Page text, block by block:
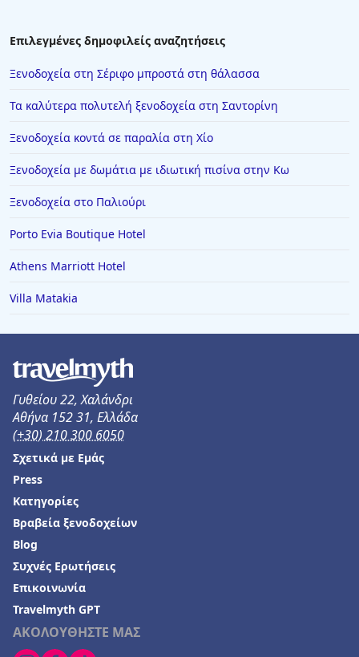
Επιλεγμένες δημοφιλείς αναζητήσεις
Ξενοδοχεία στη Σέριφο μπροστά στη θάλασσα
Τα καλύτερα πολυτελή ξενοδοχεία στη Σαντορίνη
Ξενοδοχεία κοντά σε παραλία στη Χίο
Ξενοδοχεία με δωμάτια με ιδιωτική πισίνα στην Κω
Ξενοδοχεία στο Παλιούρι
Porto Evia Boutique Hotel
Athens Marriott Hotel
Villa Matakia
Γυθείου 22, Χαλάνδρι
Αθήνα 152 31, Ελλάδα
(+30) 210 300 6050
ΑΚΟΛΟΥΘΗΣΤΕ ΜΑΣ
Σχετικά με Εμάς
Press
Κατηγορίες
Βραβεία ξενοδοχείων
Blog
Συχνές Ερωτήσεις
Επικοινωνία
Travelmyth GPT